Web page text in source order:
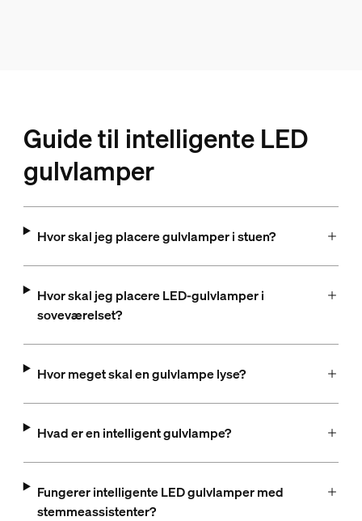
Guide til intelligente LED
gulvlamper
Hvor skal jeg placere gulvlamper i stuen?
Hvor skal jeg placere LED-gulvlamper i
soveværelset?
Hvor meget skal en gulvlampe lyse?
Hvad er en intelligent gulvlampe?
Fungerer intelligente LED gulvlamper med
stemmeassistenter?